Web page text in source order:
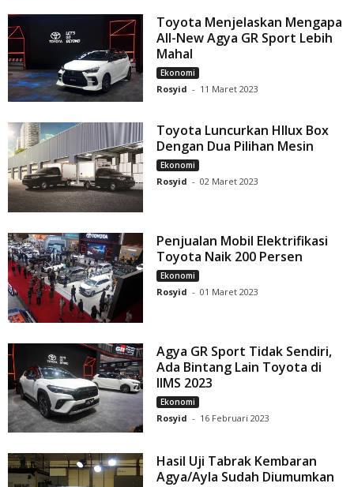
Toyota Menjelaskan Mengapa
All-New Agya GR Sport Lebih
Mahal
Ekonomi
Rosyid - 11 Maret 2023
Toyota Luncurkan HIlux Box
Dengan Dua Pilihan Mesin
Ekonomi
Rosyid - 02 Maret 2023
Penjualan Mobil Elektrifikasi
Toyota Naik 200 Persen
Ekonomi
Rosyid - 01 Maret 2023
Agya GR Sport Tidak Sendiri,
Ada Bintang Lain Toyota di
IIMS 2023
Ekonomi
Rosyid - 16 Februari 2023
Hasil Uji Tabrak Kembaran
Agya/Ayla Sudah Diumumkan